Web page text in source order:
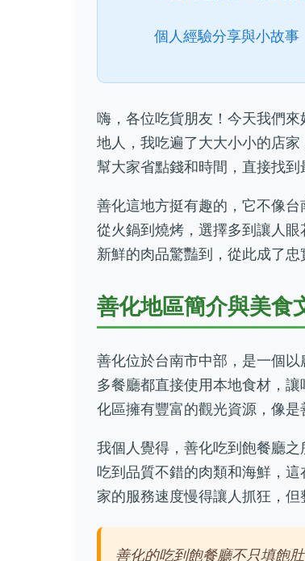
個人經驗分享與小故事
嗨，各位吃貨朋友！今天我們
地人，我吃遍了大大小小的店
幫大家省點錢和時間，直接找到
善化這地方挺有趣的，它不像
從火鍋到燒烤，選擇多到讓人
新鮮的肉品驚豔到，從此成了忠
善化地區簡介與美食
善化位於台南市中部，是一個
多餐廳都直接使用本地食材，
化區擁有豐富的觀光資源，像是
我個人覺得，善化吃到飽餐廳
吃到品質不錯的肉類和海鮮，
家的服務速度慢得讓人抓狂，但
善化的吃到飽餐廳不只填飽